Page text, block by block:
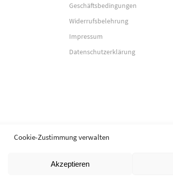
Cookie-Zustimmung verwalten
Akzeptieren
Geschäftsbedingungen
Widerrufsbelehrung
Impressum
Datenschutzerklärung